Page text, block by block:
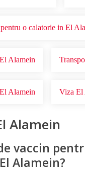
o calatorie in El
Alamein
Alamein Viza El
Alamein
vaccin
Alamein?